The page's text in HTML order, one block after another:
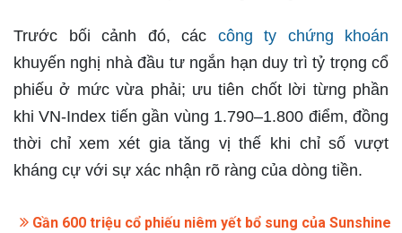
Trước bối cảnh đó, các công ty chứng khoán
khuyến nghị nhà đầu tư ngắn hạn duy trì tỷ trọng cổ
phiếu ở mức vừa phải; ưu tiên chốt lời từng phần
khi VN-Index tiến gần vùng 1.790–1.800 điểm, đồng
thời chỉ xem xét gia tăng vị thế khi chỉ số vượt
kháng cự với sự xác nhận rõ ràng của dòng tiền.
Gần 600 triệu cổ phiếu niêm yết bổ sung của Sunshine